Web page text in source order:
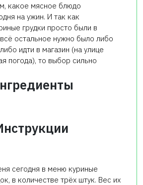
какое мясное блюдо
на ужин. И так как
грудки просто были в
остальное нужно было либо
идти в магазин (на улице
погода), то выбор сильно
сегодня в меню куриные
в количестве трёх штук. Вес их